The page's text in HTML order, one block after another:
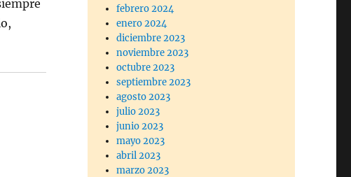
febrero 2024
enero 2024
diciembre 2023
noviembre 2023
octubre 2023
septiembre 2023
agosto 2023
julio 2023
junio 2023
mayo 2023
abril 2023
marzo 2023